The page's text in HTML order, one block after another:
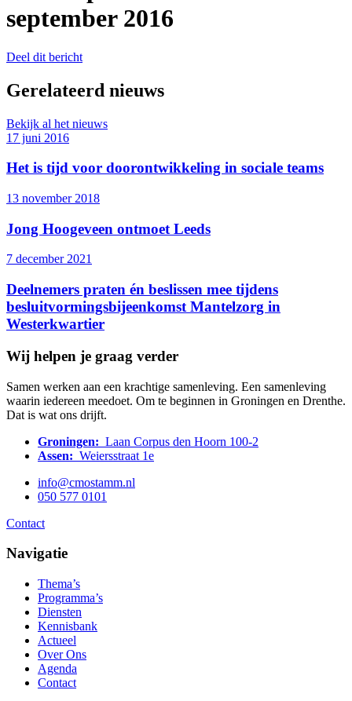
september 2016
Deel dit bericht
Gerelateerd nieuws
Bekijk al het nieuws
17 juni 2016
Het is tijd voor doorontwikkeling in sociale teams
13 november 2018
Jong Hoogeveen ontmoet Leeds
7 december 2021
Deelnemers praten én beslissen mee tijdens
besluitvormingsbijeenkomst Mantelzorg in
Westerkwartier
Wij helpen je graag verder
Samen werken aan een krachtige samenleving. Een samenleving
waarin iedereen meedoet. Om te beginnen in Groningen en Drenthe.
Dat is wat ons drijft.
Groningen: Laan Corpus den Hoorn 100-2
Assen: Weiersstraat 1e
info@cmostamm.nl
050 577 0101
Contact
Navigatie
Thema’s
Programma’s
Diensten
Kennisbank
Actueel
Over Ons
Agenda
Contact